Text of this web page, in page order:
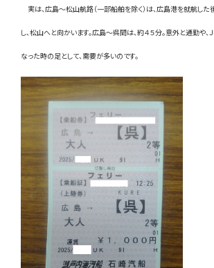
実は、広島～松山航路（一部船舶を除く）は、広島港を就航した
し、松山へと向かいます。広島～呉間は、約４５分。意外と通勤や、
なった時の足として、需要が多いのです。